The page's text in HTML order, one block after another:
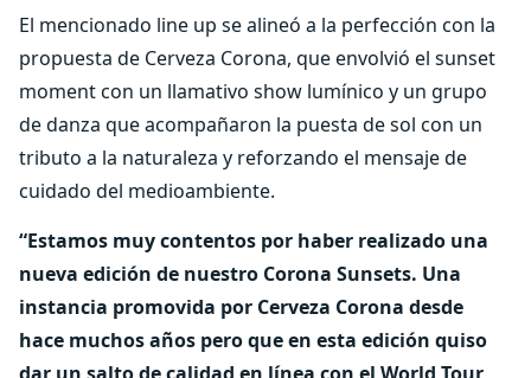
El mencionado line up se alineó a la perfección con la
propuesta de Cerveza Corona, que envolvió el sunset
moment con un llamativo show lumínico y un grupo
de danza que acompañaron la puesta de sol con un
tributo a la naturaleza y reforzando el mensaje de
cuidado del medioambiente.
“Estamos muy contentos por haber realizado una
nueva edición de nuestro Corona Sunsets. Una
instancia promovida por Cerveza Corona desde
hace muchos años pero que en esta edición quiso